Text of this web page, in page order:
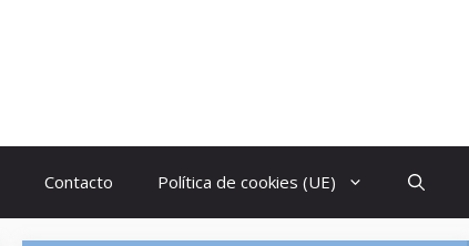
Contacto Política de cookies (UE)